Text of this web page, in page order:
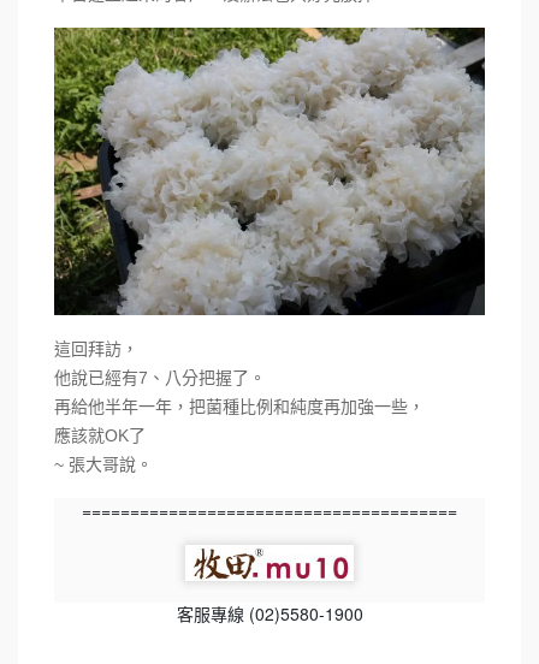
這回拜訪，
他說已經有7、八分把握了。
再給他半年一年，把菌種比例和純度再加強一些，
應該就OK了
~ 張大哥說。
=======================================
客服專線 (02)5580-1900